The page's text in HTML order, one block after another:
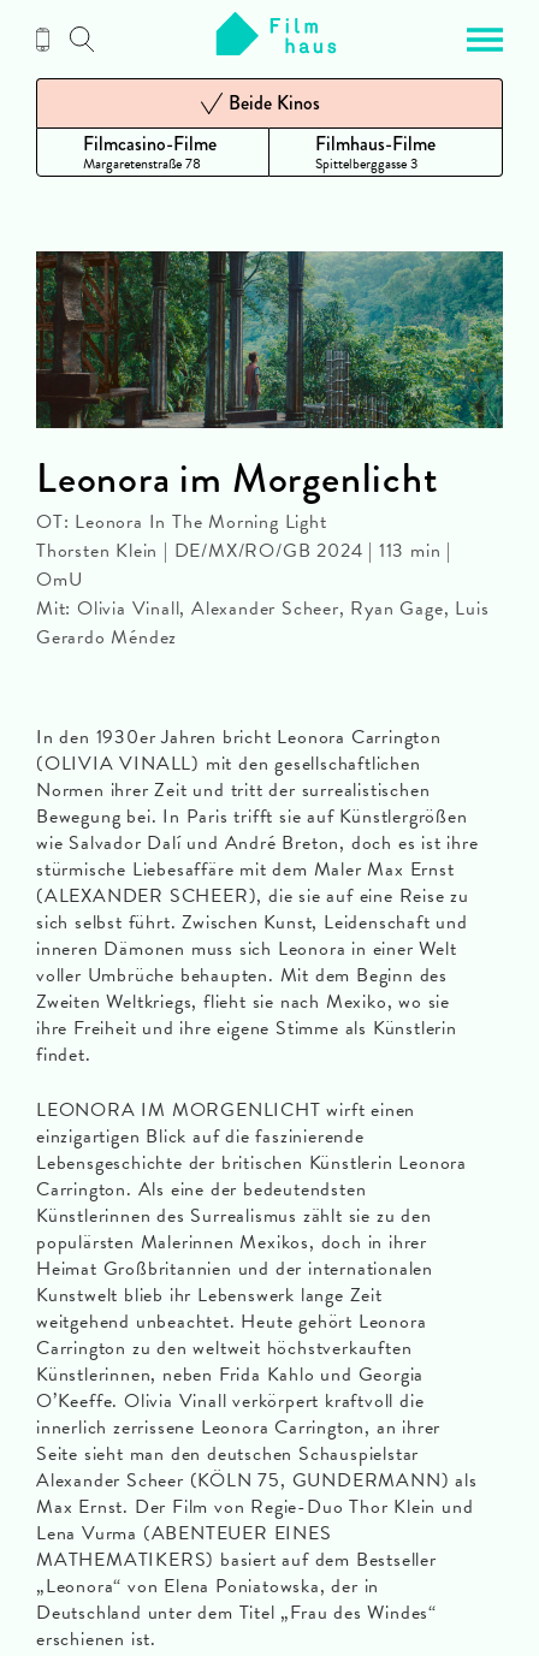
Inhalt
Filmcasino-Filme
Margaretenstraße 78
Beide Kinos
Filmhaus-Filme
Spittelberggasse 3
In den 1930er Jahren bricht Leonora Carrington
(OLIVIA VINALL) mit den gesellschaftlichen
Normen ihrer Zeit und tritt der surrealistischen
Bewegung bei. In Paris trifft sie auf Künstlergrößen
wie Salvador Dalí und André Breton, doch es ist ihre
stürmische Liebesaffäre mit dem Maler Max Ernst
(ALEXANDER SCHEER), die sie auf eine Reise zu
sich selbst führt. Zwischen Kunst, Leidenschaft und
inneren Dämonen muss sich Leonora in einer Welt
voller Umbrüche behaupten. Mit dem Beginn des
Zweiten Weltkriegs, flieht sie nach Mexiko, wo sie
ihre Freiheit und ihre eigene Stimme als Künstlerin
findet.
LEONORA IM MORGENLICHT wirft einen
einzigartigen Blick auf die faszinierende
Lebensgeschichte der britischen Künstlerin Leonora
Carrington. Als eine der bedeutendsten
Künstlerinnen des Surrealismus zählt sie zu den
populärsten Malerinnen Mexikos, doch in ihrer
Heimat Großbritannien und der internationalen
Kunstwelt blieb ihr Lebenswerk lange Zeit
weitgehend unbeachtet. Heute gehört Leonora
Carrington zu den weltweit höchstverkauften
Künstlerinnen, neben Frida Kahlo und Georgia
O’Keeffe. Olivia Vinall verkörpert kraftvoll die
innerlich zerrissene Leonora Carrington, an ihrer
Seite sieht man den deutschen Schauspielstar
Alexander Scheer (KÖLN 75, GUNDERMANN) als
Max Ernst. Der Film von Regie-Duo Thor Klein und
Lena Vurma (ABENTEUER EINES
MATHEMATIKERS) basiert auf dem Bestseller
„Leonora“ von Elena Poniatowska, der in
Deutschland unter dem Titel „Frau des Windes“
erschienen ist.
Leonora im Morgenlicht
OT: Leonora In The Morning Light
Thorsten Klein | DE/MX/RO/GB 2024 | 113 min |
OmU
Mit: Olivia Vinall, Alexander Scheer, Ryan Gage, Luis
Gerardo Méndez